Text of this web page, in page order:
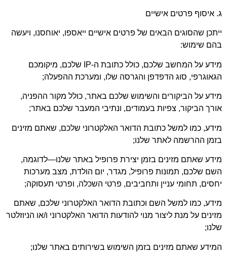
איסוף פרטים אישיים
שהסוגים הבאים של פרטים אישיים ייאספו, יאוחסנו, ויעשה
שימוש:
מידע על המחשב שלכם, כולל כתובת ה-IP שלכם, מיקומכם
סוג הדפדפן והגרסה שלו, ומערכת ההפעלה;
על הביקורים והשימוש שלכם באתר, כולל מקור ההפניה,
הביקור, צפיות בעמודים, ונתיבי המעבר שלכם באתר;
כמו למשל כתובת הדואר האלקטרוני שלכם, שאתם מזינים
ההרשמה לאתר שלנו;
שאתם מזינים בזמן יצירת פרופיל באתר שלנו—לדוגמה,
שלכם, תמונות פרופיל, מגדר, יום הולדת, מצב מערכות
תחומי עניין ותחביבים, פרטי השכלה, ופרטי תעסוקה;
כמו למשל השם וכתובת הדואר האלקטרוני שלכם, שאתם
על מנת ליצור מנוי להודעות הדואר האלקטרוני ו/או הניוזלטר
שאתם מזינים בזמן השימוש בשירותים באתר שלנו;